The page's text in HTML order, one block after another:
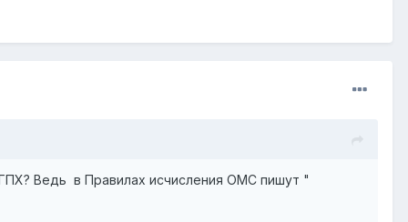
Ведь в Правилах исчисления ОМС пишут "